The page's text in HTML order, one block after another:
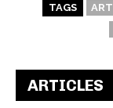
TAGS ART
ARTICLES